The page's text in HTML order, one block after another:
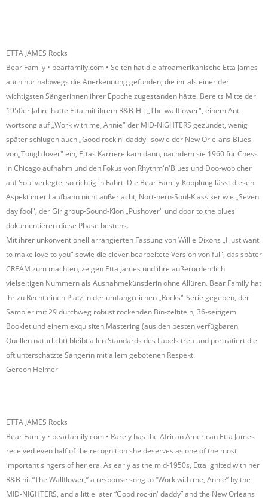
ETTA JAMES Rocks
Bear Family • bearfamily.com • Selten hat die afroamerikanische Etta James
auch nur halbwegs die Anerkennung gefunden, die ihr als einer der
wichtigsten Sängerinnen ihrer Epoche zugestanden hätte. Bereits Mitte der
1950er Jahre hatte Etta mit ihrem R&B-Hit „The wallflower", einem Ant-
wortsong auf „Work with me, Annie" der MID-NIGHTERS gezündet, wenig
später schlugen auch „Good rockin' daddy" sowie der New Orle-ans-Blues
von„Tough lover" ein, Ettas Karriere kam dann, nachdem sie 1960 für Chess
in Chicago aufnahm und den Fokus von Rhythm'n'Blues und Doo-wop cher
auf Soul verlegte, so richtig in Fahrt. Die Bear Family-Kopplung lässt diesen
Aspekt ihrer Laufbahn nicht außer acht, Nort-hern-Soul-Klassiker wie „Seven
day fool", der Girlgroup-Sound-Klon „Pushover" und door to the blues"
dokumentieren diese Phase bestens.
Mit ihrer unkonventionell arrangierten Fassung von Willie Dixons „I just want
to make love to you" sowie die clever bearbeitete Version von ful", das später
CREAM zum machten, zeigen Etta James und ihre außerordentlich
vielseitigen Nummern als Ausnahmekünstlerin ohne Allüren. Bear Family hat
ihr zu Recht einen Platz in der umfangreichen „Rocks"-Serie gegeben, der
Sampler mit 29 durchweg robust rockenden Bin-zeltiteln, 36-seitigem
Booklet und einem exquisiten Mastering (aus den besten verfügbaren
Quellen naturlicht) bleibt allen Standards des Labels treu und porträtiert die
oft unterschätzte Sängerin mit allem gebotenen Respekt.
Gereon Helmer
ETTA JAMES Rocks
Bear Family • bearfamily.com • Rarely has the African American Etta James
received even half of the recognition she deserves as one of the most
important singers of her era. As early as the mid-1950s, Etta ignited with her
R&B hit “The Wallflower,” a response song to “Work with me, Annie” by the
MID-NIGHTERS, and a little later “Good rockin' daddy” and the New Orleans